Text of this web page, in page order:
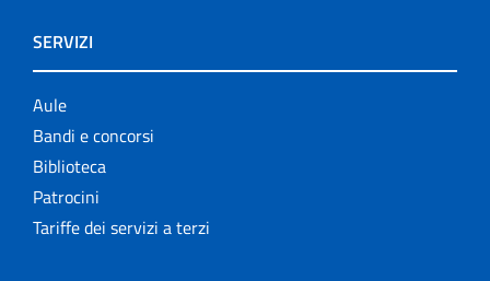
SERVIZI
Aule
Bandi e concorsi
Biblioteca
Patrocini
Tariffe dei servizi a terzi